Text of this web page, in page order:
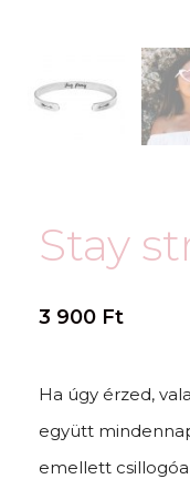
Stay
3 900 Ft
Ha úgy érzed,
együtt
emellett